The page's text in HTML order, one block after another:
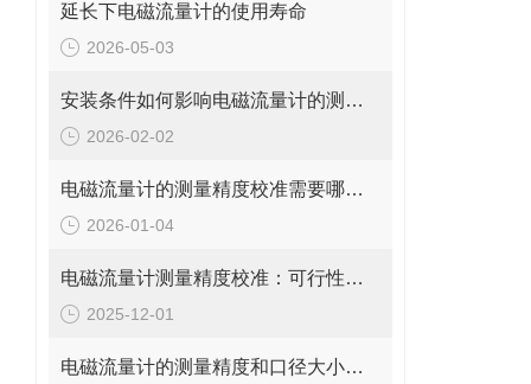
延长下电磁流量计的使用寿命
2026-05-03
安装条件如何影响电磁流量计的测量精度?
2026-02-02
电磁流量计的测量精度校准需要哪些工具和设备?
2026-01-04
电磁流量计测量精度校准：可行性、方法与实操指南
2025-12-01
电磁流量计的测量精度和口径大小的关系是什么?